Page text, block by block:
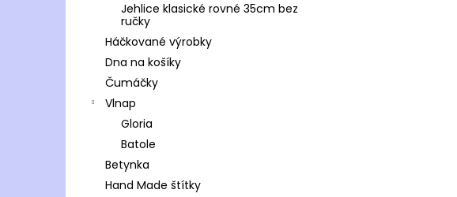
Jehlice klasické rovné 35cm bez
ručky
Háčkované výrobky
Dna na košíky
Čumáčky
Vlnap
Gloria
Batole
Betynka
Hand Made štítky